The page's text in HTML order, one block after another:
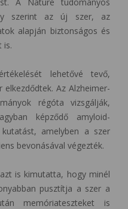
szerint az új szer, az
alapján biztonságos és
is.
lehetővé tevő,
Az Alzheimer-
régóta vizsgálják,
képződő amyloid-
amelyben a szer
bevonásával végezték.
is kimutatta, hogy minél
pusztítja a szer a
memóriateszteket is